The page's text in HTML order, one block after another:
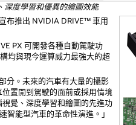
深度學習和優異的繪圖效能
布推出 NVIDIA DRIVE™ 車用
PX 可開發各種自動駕駛功
均與現今運算威力最強大的超
分。未來的汽車有大量的攝影
置開到駕駛的面前或採用情境
覺、深度學習和繪圖的先進功
能型汽車的革命性演進。」